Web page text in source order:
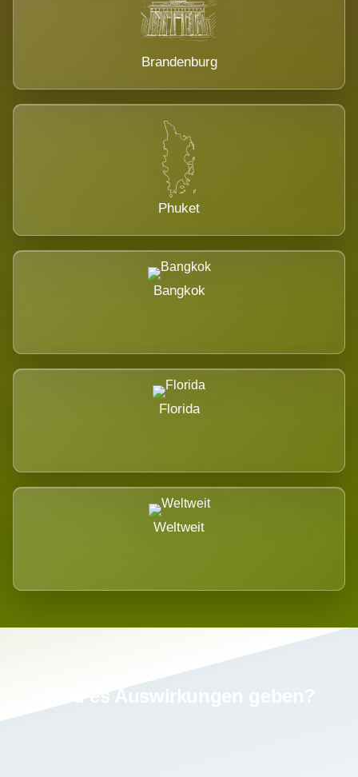
Brandenburg
Phuket
Bangkok
Florida
Weltweit
Wird es Auswirkungen geben?